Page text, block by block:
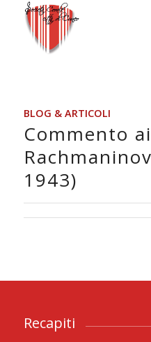
BLOG & ARTICOLI
Commento
1943)
Recapiti